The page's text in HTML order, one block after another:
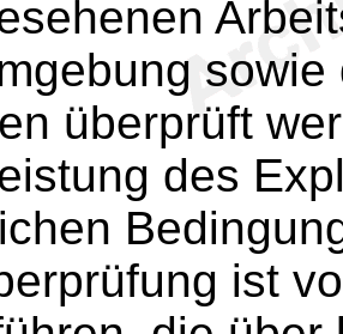
überprüft
des
ist